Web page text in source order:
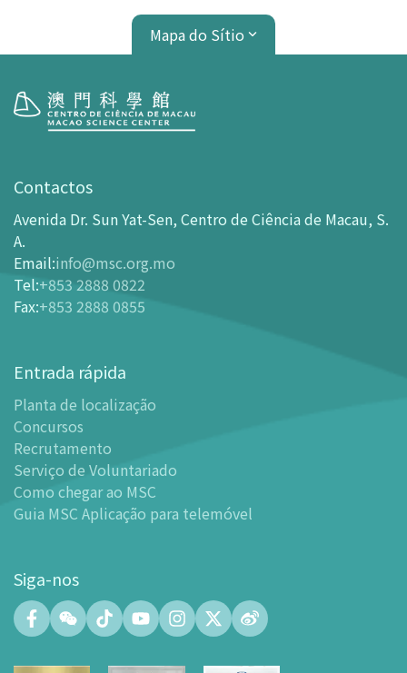
Mapa do Sítio
Horário de Funcionamento
Como chegar ao MSC
Bilheteira
- Comprar Ingressos On-line
- Ingressos e Tabela de Descontos
- Planta de localização
- Guia MSC Aplicação para telemóvel
Instalações
-
Mundo das Crianças
- Centro de Exibições
- Planetário
leitura
- Laboratório de Fabricação Digital (FABLAB)
- Laboratório de Redes (NetLab)
Contactos
Avenida Dr. Sun Yat-Sen, Centro de Ciência de Macau, S.
A.
Email:info@msc.org.mo
Tel:+853 2888 0822
Fax:+853 2888 0855
Entrada rápida
Planta de localização
Concursos
Recrutamento
Serviço de Voluntariado
Como chegar ao MSC
Guia MSC Aplicação para telemóvel
Siga-nos